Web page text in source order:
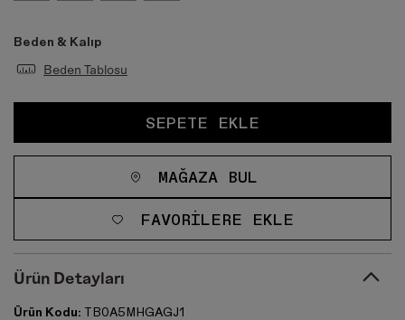
Beden & Kalıp
Beden Tablosu
SEPETE EKLE
MAĞAZA BUL
FAVORILERE EKLE
Ürün Detayları
Ürün Kodu: TB0A5MHGAGJ1